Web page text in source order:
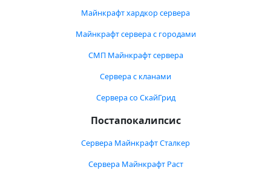
Майнкрафт хардкор сервера
Майнкрафт сервера с городами
СМП Майнкрафт сервера
Сервера с кланами
Сервера со СкайГрид
Постапокалипсис
Сервера Майнкрафт Сталкер
Сервера Майнкрафт Раст